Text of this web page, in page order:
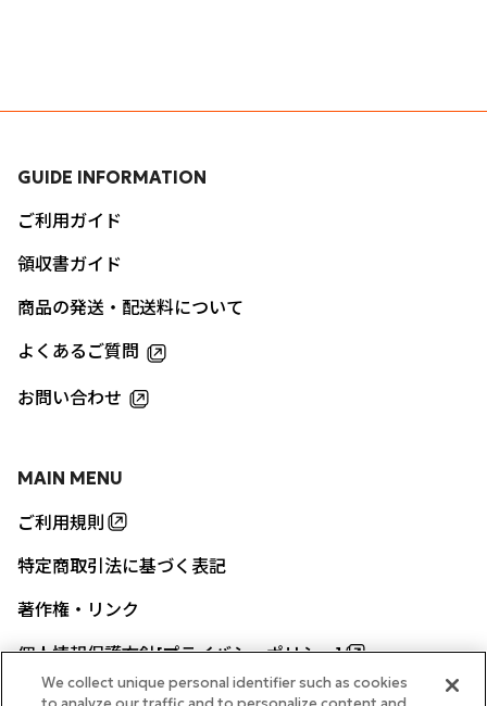
MAIN MENU
ご利用規則
特定商取引法に基づく表記
著作権・リンク
個人情報保護方針[プライバシーポリシー]
GUIDE INFORMATION
ご利用ガイド
領収書ガイド
商品の発送・配送料について
よくあるご質問
お問い合わせ
We collect unique personal identifier such as cookies